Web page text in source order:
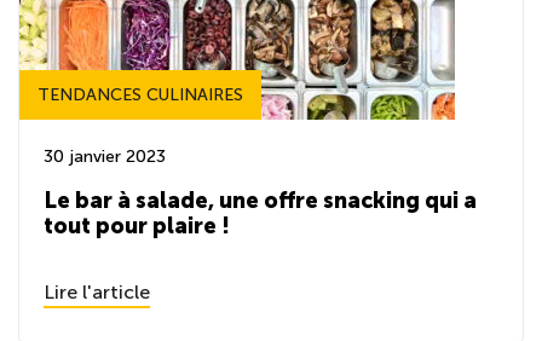
TENDANCES CULINAIRES
30 janvier 2023
Le bar à salade, une offre snacking qui a
tout pour plaire !
Lire l'article